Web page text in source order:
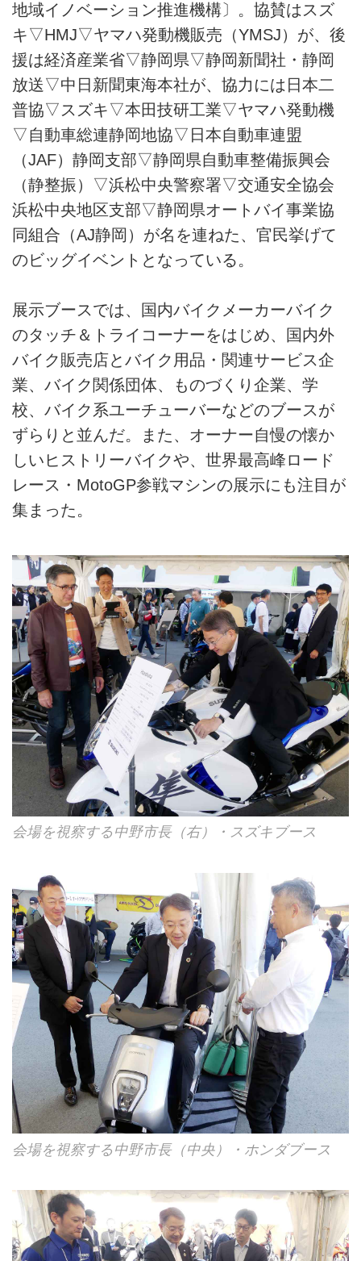
地域イノベーション推進機構〕。協賛はスズ
キ▽HMJ▽ヤマハ発動機販売（YMSJ）が、後
援は経済産業省▽静岡県▽静岡新聞社・静岡
放送▽中日新聞東海本社が、協力には日本二
普協▽スズキ▽本田技研工業▽ヤマハ発動機
▽自動車総連静岡地協▽日本自動車連盟
（JAF）静岡支部▽静岡県自動車整備振興会
（静整振）▽浜松中央警察署▽交通安全協会
浜松中央地区支部▽静岡県オートバイ事業協
同組合（AJ静岡）が名を連ねた、官民挙げて
のビッグイベントとなっている。
展示ブースでは、国内バイクメーカーバイク
のタッチ＆トライコーナーをはじめ、国内外
バイク販売店とバイク用品・関連サービス企
業、バイク関係団体、ものづくり企業、学
校、バイク系ユーチューバーなどのブースが
ずらりと並んだ。また、オーナー自慢の懐か
しいヒストリーバイクや、世界最高峰ロード
レース・MotoGP参戦マシンの展示にも注目が
集まった。
会場を視察する中野市長（右）・スズキブース
会場を視察する中野市長（中央）・ホンダブース